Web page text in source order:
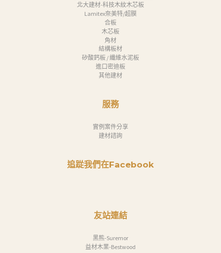
北大建材-科技木紋木芯板
Lamitex奈美特/超膜
合板
木芯板
角材
結構板材
矽酸鈣板 / 纖維水泥板
進口密迪板
其他建材
服務
實例案件分享
建材諮詢
追踨我們在Facebook
友站連結
黑熊-Suremor
益材木業-Bestwood